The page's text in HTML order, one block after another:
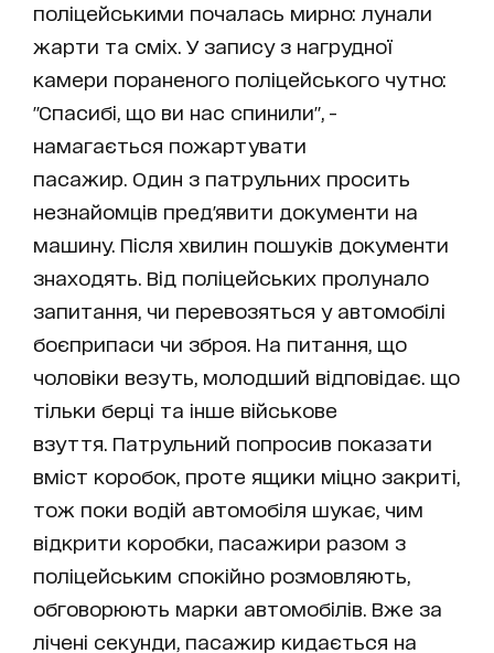
поліцейськими почалась мирно: лунали
жарти та сміх. У запису з нагрудної
камери пораненого поліцейського чутно:
"Спасибі, що ви нас спинили", -
намагається пожартувати
пасажир. Один з патрульних просить
незнайомців пред'явити документи на
машину. Після хвилин пошуків документи
знаходять. Від поліцейських пролунало
запитання, чи перевозяться у автомобілі
боєприпаси чи зброя. На питання, що
чоловіки везуть, молодший відповідає. що
тільки берці та інше військове
взуття. Патрульний попросив показати
вміст коробок, проте ящики міцно закриті,
тож поки водій автомобіля шукає, чим
відкрити коробки, пасажири разом з
поліцейським спокійно розмовляють,
обговорюють марки автомобілів. Вже за
лічені секунди, пасажир кидається на